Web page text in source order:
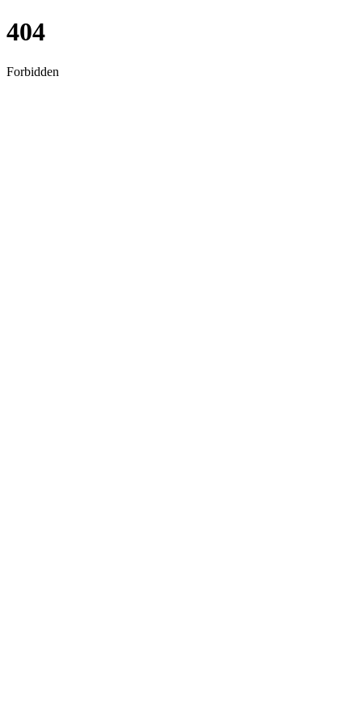
404
Forbidden